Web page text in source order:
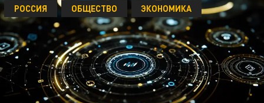
РОССИЯ ОБЩЕСТВО ЭКОНОМИКА